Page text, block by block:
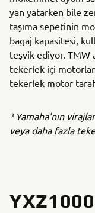
yan yatarken bile
taşıma sepetinin
bagaj kapasitesi,
teşvik ediyor. TMW
tekerlek içi
tekerlek motor
³ Yamaha'nın
veya daha fazla